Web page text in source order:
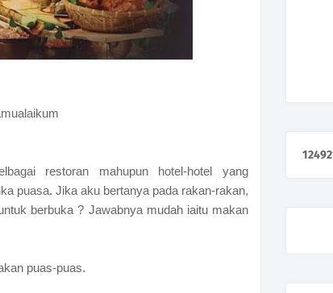
restoran mahupun hotel-hotel yang
puasa. Jika aku bertanya pada rakan-rakan,
berbuka ? Jawabnya mudah iaitu makan
puas-puas.
12492